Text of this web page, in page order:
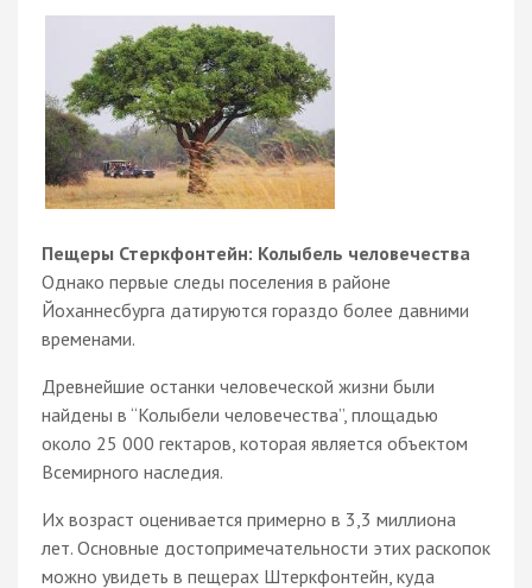
Пещеры Стеркфонтейн: Колыбель человечества
Однако первые следы поселения в районе
Йоханнесбурга датируются гораздо более давними
временами.
Древнейшие останки человеческой жизни были
найдены в “Колыбели человечества”, площадью
около 25 000 гектаров, которая является объектом
Всемирного наследия.
Их возраст оценивается примерно в 3,3 миллиона
лет. Основные достопримечательности этих раскопок
можно увидеть в пещерах Штеркфонтейн, куда